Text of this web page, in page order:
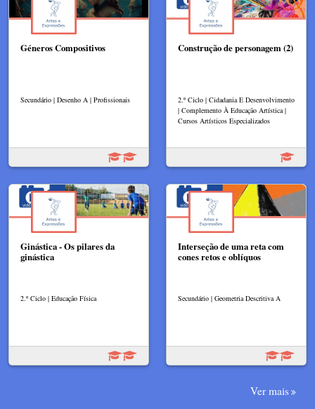
Géneros Compositivos
Secundário | Desenho A | Profissionais
Construção de personagem (2)
2.º Ciclo | Cidadania E Desenvolvimento
| Complemento À Educação Artística |
Cursos Artísticos Especializados
Ginástica - Os pilares da
ginástica
2.º Ciclo | Educação Física
Interseção de uma reta com
cones retos e oblíquos
Secundário | Geometria Descritiva A
Ver mais